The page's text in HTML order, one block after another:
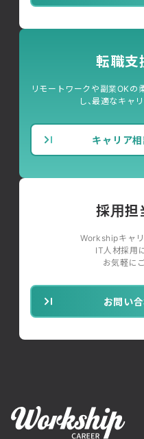
転職支
リモートワークや副業OKの
し、最適なキャ
キャリア相
採用担
Workshipキャリ
IT人材採用
お気軽に
お問い